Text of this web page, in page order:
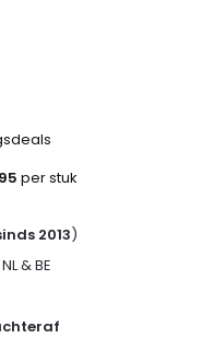
per stuk
2013)
& BE